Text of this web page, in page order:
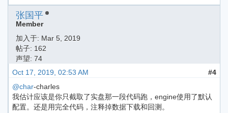
张国平
Member
加入于: Mar 5, 2019
帖子: 162
声望: 74
Oct 17, 2019, 02:53 AM
#4
@char-charles
我估计应该是你只截取了实盘那一段代码跑，engine使用了默认
配置。还是用完全代码，注释掉数据下载和回测。